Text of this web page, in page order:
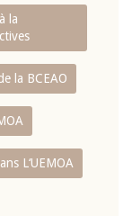
la
la BCEAO
L‘UEMOA